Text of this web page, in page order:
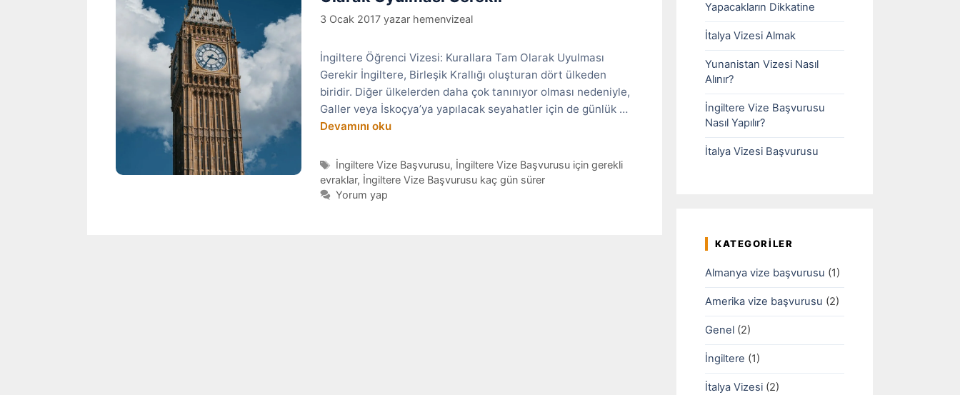
3 Ocak 2017 yazar hemenvizeal
İngiltere Öğrenci Vizesi: Kurallara Tam Olarak Uyulması
Gerekir İngiltere, Birleşik Krallığı oluşturan dört ülkeden
biridir. Diğer ülkelerden daha çok tanınıyor olması nedeniyle,
Galler veya İskoçya’ya yapılacak seyahatler için de günlük …
Devamını oku
Etiketler
İngiltere Vize Başvurusu, İngiltere Vize Başvurusu için gerekli
evraklar, İngiltere Vize Başvurusu kaç gün sürer
Yorum yap
Yapacakların Dikkatine
İtalya Vizesi Almak
Yunanistan Vizesi Nasıl
Alınır?
İngiltere Vize Başvurusu
Nasıl Yapılır?
İtalya Vizesi Başvurusu
KATEGORILER
Almanya vize başvurusu (1)
Amerika vize başvurusu (2)
Genel (2)
İngiltere (1)
İtalya Vizesi (2)